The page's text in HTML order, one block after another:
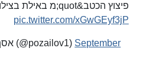
פיצוץ הכטב&quot;מ באילת בצילום מקרוב
pic.twitter.com/xGwGEyf3jP
&mdash; אסף פוזיילוב (@pozailov1) September